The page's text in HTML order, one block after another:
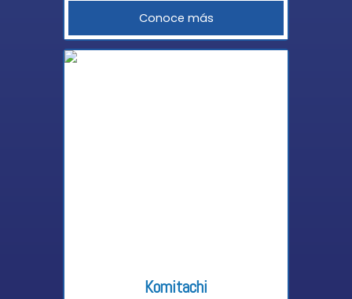
Conoce más
Komitachi